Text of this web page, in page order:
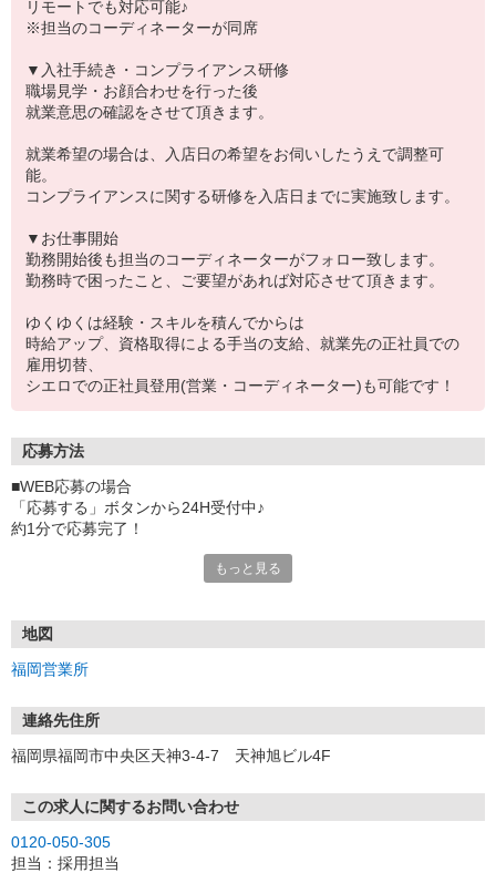
リモートでも対応可能♪
※担当のコーディネーターが同席
▼入社手続き・コンプライアンス研修
職場見学・お顔合わせを行った後
就業意思の確認をさせて頂きます。
就業希望の場合は、入店日の希望をお伺いしたうえで調整可
能。
コンプライアンスに関する研修を入店日までに実施致します。
▼お仕事開始
勤務開始後も担当のコーディネーターがフォロー致します。
勤務時で困ったこと、ご要望があれば対応させて頂きます。
ゆくゆくは経験・スキルを積んでからは
時給アップ、資格取得による手当の支給、就業先の正社員での
雇用切替、
シエロでの正社員登用(営業・コーディネーター)も可能です！
応募方法
■WEB応募の場合
「応募する」ボタンから24H受付中♪
約1分で応募完了！
①応募から3営業日を目安に、メールorお電話でご連絡します。
★スマホでWEB面接（LINEなど）・出張面接・事務所面接と選べま
す
③面接実施（履歴書不要）
※ご希望があれば、職場見学の調整もOKです！
お気軽にご応募ください♪
もっと見る
地図
福岡営業所
連絡先住所
福岡県福岡市中央区天神3-4-7 天神旭ビル4F
この求人に関するお問い合わせ
0120-050-305
担当：採用担当